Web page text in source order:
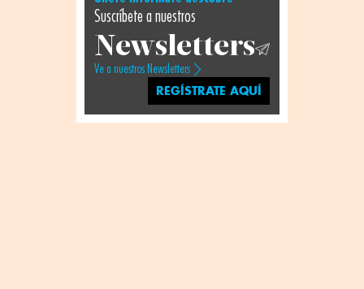
Suscríbete a nuestros
Newsletters
Ve a nuestros Newsletters
REGÍSTRATE AQUÍ